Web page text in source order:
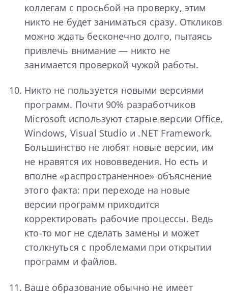
коллегам с просьбой на проверку, этим
никто не будет заниматься сразу. Откликов
можно ждать бесконечно долго, пытаясь
привлечь внимание — никто не
занимается проверкой чужой работы.
Никто не пользуется новыми версиями
программ. Почти 90% разработчиков
Microsoft используют старые версии Office,
Windows, Visual Studio и .NET Framework.
Большинство не любят новые версии, им
не нравятся их нововведения. Но есть и
вполне «распространенное» объяснение
этого факта: при переходе на новые
версии программ приходится
корректировать рабочие процессы. Ведь
кто-то мог не сделать замены и может
столкнуться с проблемами при открытии
программ и файлов.
Ваше образование обычно не имеет